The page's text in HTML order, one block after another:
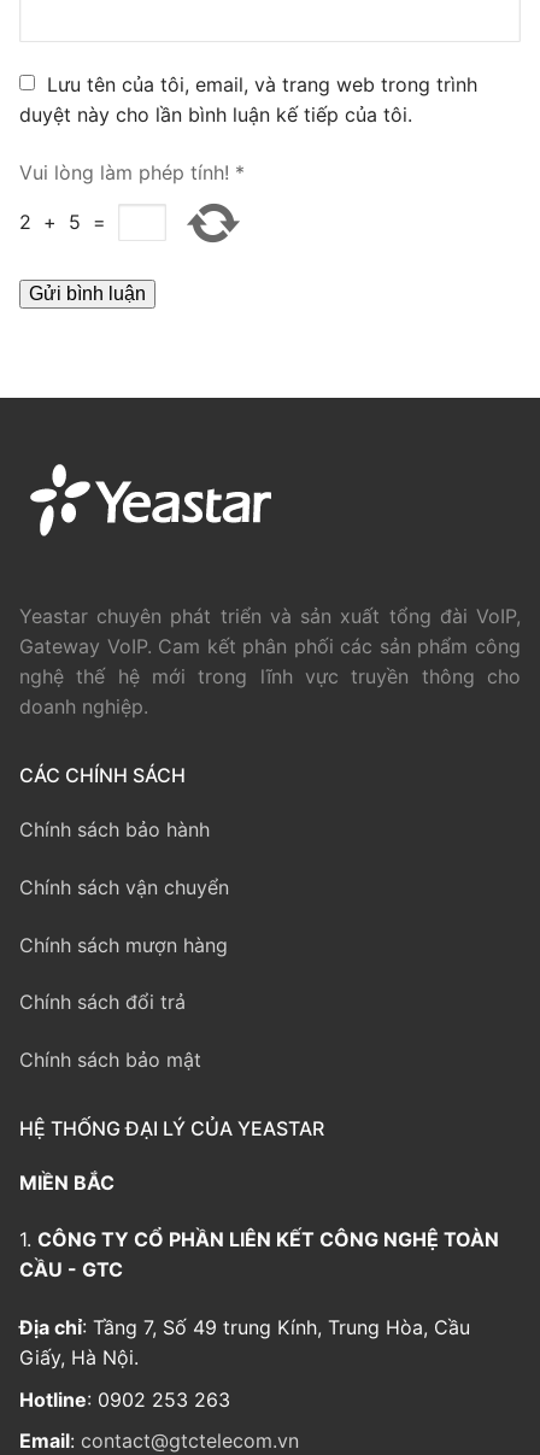
PRI VoIP Gateway TE200
BRI VoIP Gateway
LIÊN HỆ
TIN TỨC
HƯỚNG DẪN
Lưu tên của tôi, email, và trang web trong trình
duyệt này cho lần bình luận kế tiếp của tôi.
Vui lòng làm phép tính! *
2 + 5 =
Yeastar chuyên phát triển và sản xuất tổng đài VoIP,
Gateway VoIP. Cam kết phân phối các sản phẩm công
nghệ thế hệ mới trong lĩnh vực truyền thông cho
doanh nghiệp.
CÁC CHÍNH SÁCH
Chính sách bảo hành
Chính sách vận chuyển
Chính sách mượn hàng
Chính sách đổi trả
Chính sách bảo mật
HỆ THỐNG ĐẠI LÝ CỦA YEASTAR
MIỀN BẮC
1. CÔNG TY CỔ PHẦN LIÊN KẾT CÔNG NGHỆ TOÀN
CẦU - GTC
Địa chỉ: Tầng 7, Số 49 trung Kính, Trung Hòa, Cầu
Giấy, Hà Nội.
Hotline: 0902 253 263
Email: contact@gtctelecom.vn